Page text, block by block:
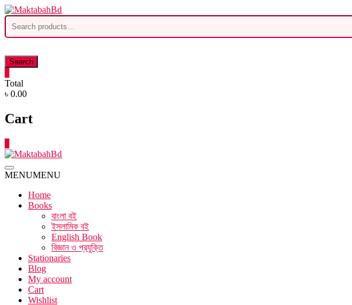
Skip
to
content
Search
for:
Search
Total
৳ 0.00
Cart
MENUMENU
Home
Books
বাংলা বই
ইসলামিক বই
English Book
বিজ্ঞান ও প্রযুক্তি
Stationaries
Blog
My account
Cart
Wishlist